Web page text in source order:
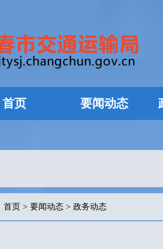
首页 要闻动态
首页 > 要闻动态 > 政务动态